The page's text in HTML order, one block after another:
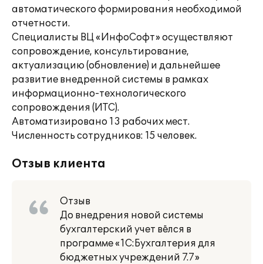
автоматического формирования необходимой
отчетности.
Специалисты ВЦ «ИнфоСофт» осуществляют
сопровождение, консультирование,
актуализацию (обновление) и дальнейшее
развитие внедренной системы в рамках
информационно-технологического
сопровождения (ИТС).
Автоматизировано 13 рабочих мест.
Численность сотрудников: 15 человек.
Отзыв клиента
Отзыв
До внедрения новой системы
бухгалтерский учет вёлся в
программе «1С:Бухгалтерия для
бюджетных учреждений 7.7»